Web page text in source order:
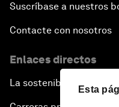
Esta
Suscríbase a nuestros
Contacte con nosotros
Enlaces directos
La sostenibilidad en el